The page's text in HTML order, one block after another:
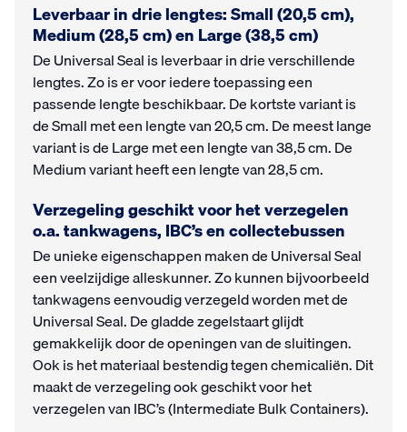
Leverbaar in drie lengtes: Small (20,5 cm),
Medium (28,5 cm) en Large (38,5 cm)
De Universal Seal is leverbaar in drie verschillende
lengtes. Zo is er voor iedere toepassing een
passende lengte beschikbaar. De kortste variant is
de Small met een lengte van 20,5 cm. De meest lange
variant is de Large met een lengte van 38,5 cm. De
Medium variant heeft een lengte van 28,5 cm.
Verzegeling geschikt voor het verzegelen
o.a. tankwagens, IBC’s en collectebussen
De unieke eigenschappen maken de Universal Seal
een veelzijdige alleskunner. Zo kunnen bijvoorbeeld
tankwagens eenvoudig verzegeld worden met de
Universal Seal. De gladde zegelstaart glijdt
gemakkelijk door de openingen van de sluitingen.
Ook is het materiaal bestendig tegen chemicaliën. Dit
maakt de verzegeling ook geschikt voor het
verzegelen van IBC’s (Intermediate Bulk Containers).